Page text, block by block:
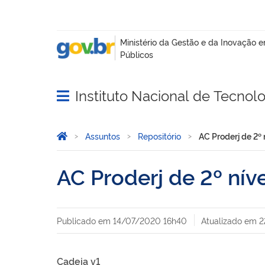
Abrir menu principal de navegação
Instituto Nacional de
Você está aqui:
Página Inicial
Assuntos Repositório AC Proderj de 2º
AC Proderj de 2º
Publicado em 14/07/2020 16h40 Atualizado em
Cadeia v1